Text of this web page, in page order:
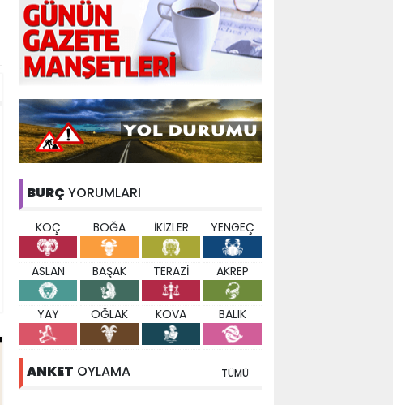
BURÇ YORUMLARI
KOÇ BOĞA İKİZLER YENGEÇ
ASLAN BAŞAK TERAZİ AKREP
YAY OĞLAK KOVA BALIK
ANKET OYLAMA TÜMÜ